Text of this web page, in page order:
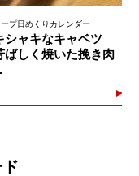
プ日めくりカレンダー
シャキなキャベツ
ばしく焼いた挽き肉